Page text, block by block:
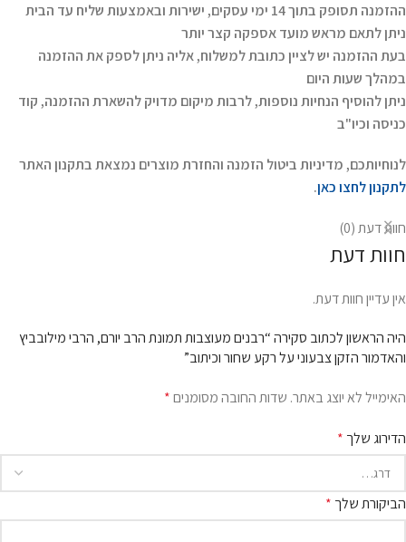
ההזמנה תסופק בתוך 14 ימי עסקים, ישירות ובאמצעות שליח עד הבית
ניתן לתאם מראש מועד אספקה קצר יותר
בעת ההזמנה יש לציין כתובת למשלוח, אליה ניתן לספק את ההזמנה
במהלך שעות היום
ניתן להוסיף הנחיות נוספות, לרבות מיקום מדויק להשארת ההזמנה, קוד
כניסה וכיו"ב
לנוחיותכם, מדיניות ביטול הזמנה והחזרת מוצרים נמצאת בתקנון האתר
לתקנון לחצו כאן.
חוות דעת (0)
חוות דעת
אין עדיין חוות דעת.
היה הראשון לכתוב סקירה “רבנים מעוצבות תמונת הרב יורם, הרבי מילובביץ
והאדמור הזקן צבעוני על רקע שחור וכיתוב”
האימייל לא יוצג באתר. שדות החובה מסומנים*
הדירוג שלך *
הביקורת שלך *